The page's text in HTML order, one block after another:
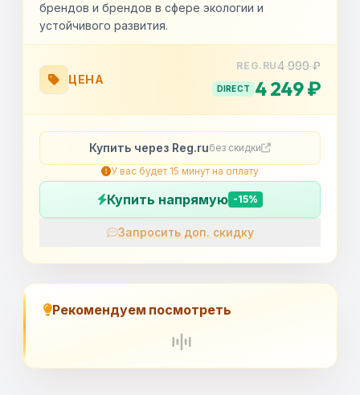
брендов и брендов в сфере экологии и
устойчивого развития.
ЦЕНА
REG.RU4 999 ₽
DIRECT 4 249 ₽
Купить через Reg.ruбез скидки
У вас будет 15 минут на оплату
Купить напрямую -15%
Запросить доп. скидку
Рекомендуем посмотреть